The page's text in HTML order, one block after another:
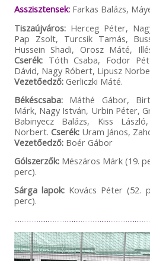
Asszisztensek: Farkas Balázs,
Tiszaújváros:Herceg Péter,
Pap Zsolt, Turcsik Tamás,
Hussein Shadi, Orosz Máté,
Cserék:Tóth Csaba, Fodor
Dávid, Nagy Róbert, Lipusz
Vezetőedző:Gerliczki Máté.
Békéscsaba:Máthé Gábor,
Márk, Nagy István, Urbin Péter,
Babinyecz Balázs, Kiss
Norbert. Cserék:Uram János,
Vezetőedző:Boér Gábor
Gólszerzők:Mészáros Márk (19.
perc).
Sárga lapok: Kovács Péter (52.
perc).